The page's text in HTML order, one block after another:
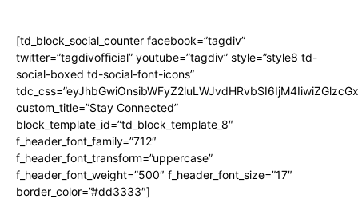
[td_block_social_counter facebook=”tagdiv”
twitter=”tagdivofficial” youtube=”tagdiv” style=”style8 td-
social-boxed td-social-font-icons”
custom_title=”Stay Connected”
block_template_id=”td_block_template_8″
f_header_font_family=”712″
f_header_font_transform=”uppercase”
f_header_font_weight=”500″ f_header_font_size=”17″
border_color=”#dd3333″]